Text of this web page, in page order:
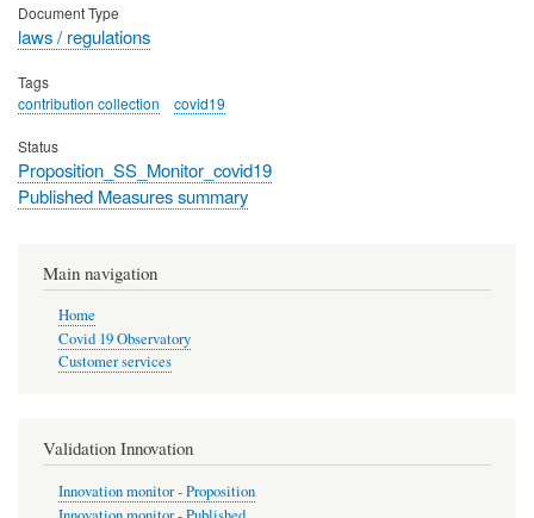
Document Type
laws / regulations
Tags
contribution collection
covid19
Status
Proposition_SS_Monitor_covid19
Published Measures summary
Main navigation
Home
Covid 19 Observatory
Customer services
Validation Innovation
Innovation monitor - Proposition